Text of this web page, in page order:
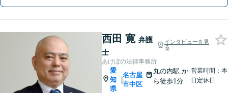
西田 寛 弁護
士
インタビューを見
る
あけぼの法律事務所
愛
知
県
|
名古屋
市中区
丸の内駅か
ら徒歩1分
営業時間：本
日定休日